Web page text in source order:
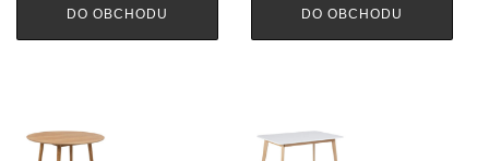
DO OBCHODU DO OBCHODU